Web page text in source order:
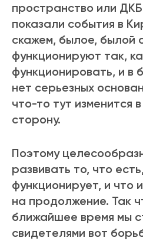
пространство или
показали события в
скажем, былое, былой
функционируют так,
функционировать, и в
нет серьезных
что-то тут изменится
сторону.
Поэтому
развивать то, что
функционирует, и что
на продолжение. Так
ближайшее время мы
свидетелями вот